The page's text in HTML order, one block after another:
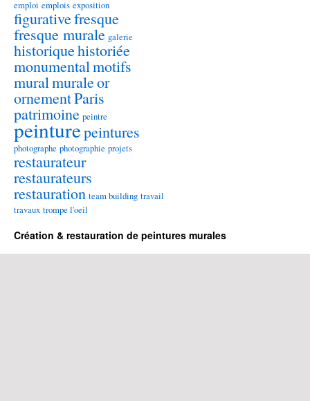
emploi emplois exposition
figurativefresque
fresque murale galerie
historiquehistoriée
monumentalmotifs
muralmuraleor
ornementParis
patrimoine peintre
peinturepeintures
photographe photographie projets
restaurateur
restaurateurs
restauration team building travail
travaux trompe l'oeil
Création & restauration de peintures murales